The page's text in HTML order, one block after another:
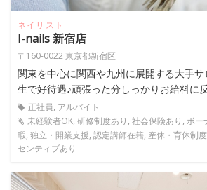
ネイリスト
I-nails 新宿店
〒160-0022 東京都新宿区
関東を中心に関西や九州に展開する大手
生で好待遇♪頑張った分しっかりお給料に
正社員, アルバイト
未経験者OK, 研修制度あり, 社会保険あり, ボ
暇, 独立・開業支援, 認定講師在籍, 産休・育休制
センティブあり